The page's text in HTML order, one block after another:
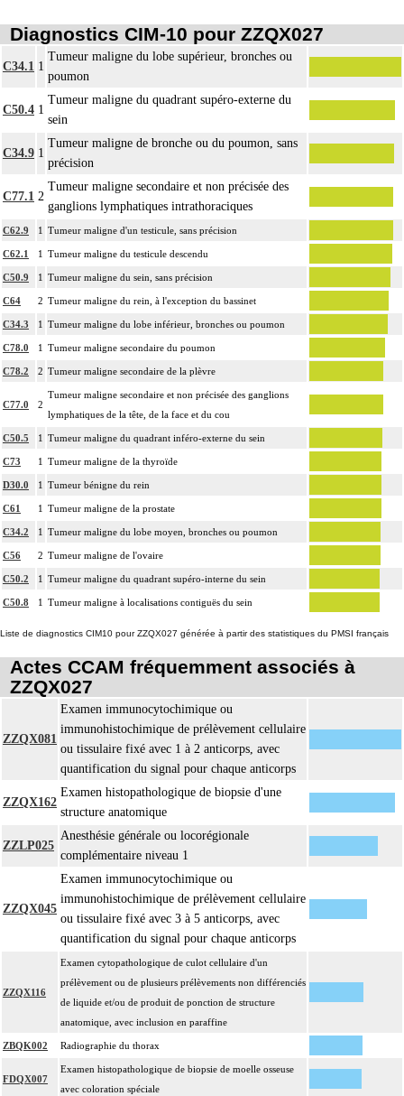
Notes
uns des autres lors du prélèvement.
17.2
Par pièce d'exérèse, on entend : exérèse partielle ou totale, monobloc ou en
plusieurs fragments non différenciés par le préleveur, pour chaque structure
anatomique
17.2
de la résection [berges].
17.2
Par recoupe, on entend : exérèse supplémentaire effectuée par le préleveur,
au-delà des berges de l'exérèse initiale
Avec ou sans : examen de berge
Par groupe lymphonodal [ganglionnaire lymphatique], on entend : ensemble
de noeuds [ganglions] lymphatiques non différenciés par le préleveur au cours
d'un curage lymphonodal [ganglionnaire]
17.2
L'examen cytopathologique d'un prélèvement inclut : la préparation de
l'échantillon, sa fixation, la préparation microscopique avec une coloration
standard, avec ou sans photographie, l'interprétation, les éventuels réexamens
aux divers stades de réalisation, le compte rendu et le codage
Avec ou sans : coloration spéciale
17.2
L'examen histopathologique de biopsie inclut : l'échantillonnage, la fixation,
l'inclusion, la préparation microscopique avec une coloration standard à base
d'hémalun ou d'hématoxyline-éosine ou de phloxine avec ou sans safran, avec
ou sans photographie, l'interprétation, les éventuels réexamens aux divers
stades de réalisation, le compte rendu, le codage
Avec ou sans : coloration spéciale
coupes sériées
empreinte par apposition cellulaire
17.2
L'examen anatomopathologique, inclut : l'examen macroscopique et
L'examen anatomopathologique d'un organe inclut : l'examen du feuillet
viscéral de son éventuelle séreuse
17.2
L'examen anatomopathologique de pièce d'exérèse inclut : l'échantillonnage,
la fixation, l'inclusion, la préparation microscopique avec une coloration
standard à base d'hémalun ou d'hématoxyline-éosine ou de phloxine avec ou
sans safran, avec ou sans photographie, l'interprétation, les éventuels
réexamens aux divers stades de réalisation, le compte rendu, le codage
empreinte par apposition cellulaire
écrasis cellulaire
Facturation :
un seul acte peut être facturé que l'exérèse soit monobloc ou en fragments non
différenciés par le préleveur, partielle ou totale, pour chaque structure
anatomique
Par organe profond, on entend : tout organe ou toute structure non vasculaire,
de localisation intrathoracique ou intraabdominale.
Par organe superficiel, on entend : tout organe ou toute structure non
vasculaire, en dehors de ces localisations.
Par cible, on entend : lésion individualisée à prélever, quel que soit le nombre
de ponctions ou de biopsies effectuées à son niveau.
Diagnostics CIM-10 pour ZZQX027
C34.1 1
Tumeur maligne du lobe supérieur, bronches ou
poumon
C50.4 1
Tumeur maligne du quadrant supéro-externe du
sein
C34.9 1
Tumeur maligne de bronche ou du poumon, sans
précision
C77.1 2
Tumeur maligne secondaire et non précisée des
ganglions lymphatiques intrathoraciques
C62.9 1 Tumeur maligne d'un testicule, sans précision
C62.1 1 Tumeur maligne du testicule descendu
C50.9 1 Tumeur maligne du sein, sans précision
C64 2 Tumeur maligne du rein, à l'exception du bassinet
C34.3 1 Tumeur maligne du lobe inférieur, bronches ou poumon
C78.0 1 Tumeur maligne secondaire du poumon
C78.2 2 Tumeur maligne secondaire de la plèvre
C77.0 2
Tumeur maligne secondaire et non précisée des ganglions
lymphatiques de la tête, de la face et du cou
C50.5 1 Tumeur maligne du quadrant inféro-externe du sein
C73 1 Tumeur maligne de la thyroïde
D30.0 1 Tumeur bénigne du rein
C61 1 Tumeur maligne de la prostate
C34.2 1 Tumeur maligne du lobe moyen, bronches ou poumon
C56 2 Tumeur maligne de l'ovaire
C50.2 1 Tumeur maligne du quadrant supéro-interne du sein
C50.8 1 Tumeur maligne à localisations contiguës du sein
Liste de diagnostics CIM10 pour ZZQX027 générée à partir des statistiques du PMSI français
Actes CCAM fréquemment associés à
ZZQX027
ZZQX081
Examen immunocytochimique ou
immunohistochimique de prélèvement cellulaire
ou tissulaire fixé avec 1 à 2 anticorps, avec
quantification du signal pour chaque anticorps
ZZQX162
Examen histopathologique de biopsie d'une
structure anatomique
ZZLP025
Anesthésie générale ou locorégionale
complémentaire niveau 1
ZZQX045
Examen immunocytochimique ou
immunohistochimique de prélèvement cellulaire
ou tissulaire fixé avec 3 à 5 anticorps, avec
quantification du signal pour chaque anticorps
ZZQX116
Examen cytopathologique de culot cellulaire d'un
prélèvement ou de plusieurs prélèvements non différenciés
de liquide et/ou de produit de ponction de structure
anatomique, avec inclusion en paraffine
ZBQK002 Radiographie du thorax
FDQX007
Examen histopathologique de biopsie de moelle osseuse
avec coloration spéciale